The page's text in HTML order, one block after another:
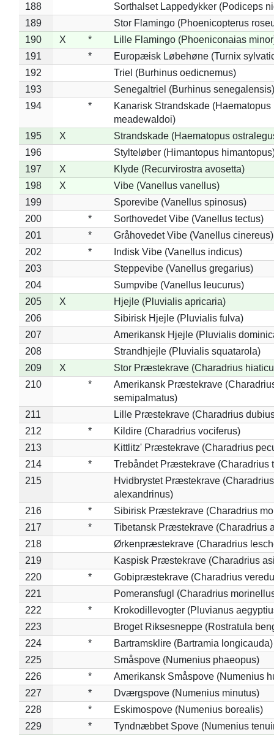
188
Sorthalset Lappedykker (Podiceps
189
Stor Flamingo (Phoenicopterus
190
X *
Lille Flamingo (Phoeniconaias
191
*
Europæisk Løbehøne (Turnix
192
Triel (Burhinus oedicnemus)
193
Senegaltriel (Burhinus senegalensis)
194
*
Kanarisk Strandskade (Haematopus
meadewaldoi)
195
X
Strandskade (Haematopus
196
Stylteløber (Himantopus
197
X
Klyde (Recurvirostra avosetta)
198
X
Vibe (Vanellus vanellus)
199
Sporevibe (Vanellus spinosus)
200
*
Sorthovedet Vibe (Vanellus tectus)
201
*
Gråhovedet Vibe (Vanellus cinereus)
202
*
Indisk Vibe (Vanellus indicus)
203
Steppevibe (Vanellus gregarius)
204
Sumpvibe (Vanellus leucurus)
205
X
Hjejle (Pluvialis apricaria)
206
Sibirisk Hjejle (Pluvialis fulva)
207
Amerikansk Hjejle (Pluvialis
208
Strandhjejle (Pluvialis squatarola)
209
X
Stor Præstekrave (Charadrius
210
*
Amerikansk Præstekrave
semipalmatus)
211
Lille Præstekrave (Charadrius
212
*
Kildire (Charadrius vociferus)
213
Kittlitz' Præstekrave (Charadrius
214
*
Trebåndet Præstekrave (Charadrius
215
Hvidbrystet Præstekrave (Charadrius
alexandrinus)
216
*
Sibirisk Præstekrave (Charadrius
217
*
Tibetansk Præstekrave (Charadrius
218
Ørkenpræstekrave (Charadrius
219
Kaspisk Præstekrave (Charadrius
220
*
Gobipræstekrave (Charadrius
221
Pomeransfugl (Charadrius
222
*
Krokodillevogter (Pluvianus
223
Broget Riksesneppe (Rostratula
224
*
Bartramsklire (Bartramia longicauda)
225
Småspove (Numenius phaeopus)
226
*
Amerikansk Småspove (Numenius
227
*
Dværgspove (Numenius minutus)
228
*
Eskimospove (Numenius borealis)
229
* Tyndnæbbet Spove (Numenius